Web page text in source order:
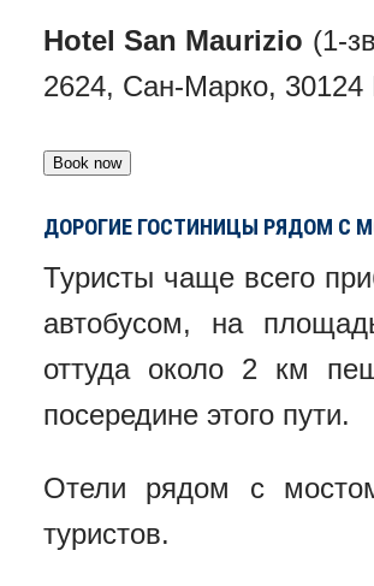
Hotel San Maurizio (1-
2624, Сан-Марко,
ДОРОГИЕ ГОСТИНИЦЫ РЯДОМ С
Туристы чаще всего
автобусом, на
оттуда около 2 км
посередине этого пути.
Отели рядом с
туристов.